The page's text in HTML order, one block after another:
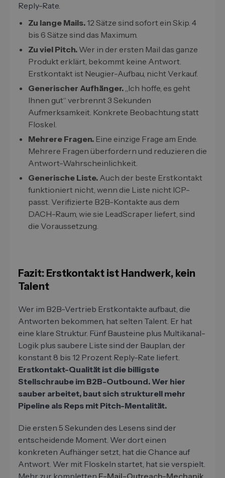
Reply-Rate.
Zu lange Mails.12 Sätze sind sofort ein Skip. 4
bis 6 Sätze sind das Maximum.
Zu viel Pitch. Wer in der ersten Mail das ganze
Produkt erklärt, bekommt keine Antwort.
Erstkontakt ist Neugier-Aufbau, nicht Verkauf.
Generischer Aufhänger.„Ich hoffe, es geht
Ihnen gut“ verbrennt 3 Sekunden
Aufmerksamkeit. Konkrete Beobachtung statt
Floskel.
Mehrere Fragen. Eine einzige Frage am Ende.
Mehrere Fragen überfordern und reduzieren die
Antwort-Wahrscheinlichkeit.
Generische Liste. Auch der beste Erstkontakt
funktioniert nicht, wenn die Liste nicht ICP-
passt. Verifizierte B2B-Kontakte aus dem
DACH-Raum, wie sie LeadScraper liefert, sind
die Voraussetzung.
Fazit: Erstkontakt ist Handwerk, kein
Talent
Wer im B2B-Vertrieb Erstkontakte aufbaut, die
Antworten bekommen, hat selten Talent. Er hat
eine klare Struktur. Fünf Bausteine plus Multikanal-
Logik plus saubere Liste sind der Bauplan, der
konstant 8 bis 12 Prozent Reply-Rate liefert.
Erstkontakt-Qualität ist die billigste
Stellschraube im B2B-Outbound. Wer hier
sauber arbeitet, baut sich strukturell mehr
Pipeline als Reps mit Pitch-Mentalität.
Die ersten 5 Sekunden des Lesens sind der
entscheidende Moment. Wer dort einen
konkreten Aufhänger setzt, hat die Chance auf
Antwort. Wer mit Floskeln startet, hat sie verspielt.